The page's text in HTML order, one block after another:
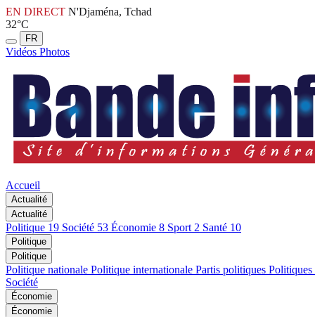
EN DIRECT N'Djaména, Tchad
32°C
FR
Vidéos Photos
Accueil
Actualité
Actualité
Politique 19 Société 53 Économie 8 Sport 2 Santé 10
Politique
Politique
Politique nationale Politique internationale Partis politiques Politiques
Société
Économie
Économie